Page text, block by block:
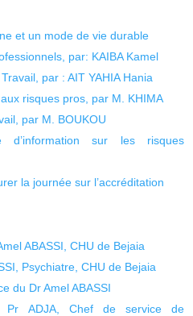
et un mode de vie durable
par: KAIBA Kamel
par : AIT YAHIA Hania
risques pros, par M. KHIMA
par M. BOUKOU
sur les risques
la journée sur l’accréditation
ABASSI, CHU de Bejaia
Psychiatre, CHU de Bejaia
du Dr Amel ABASSI
Pr ADJA, Chef de service de